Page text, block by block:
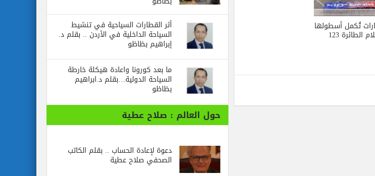
تُكمل أسطولها
أثر القطارات السياحية في تنشيط
السياحة الداخلية في الأردن .. بقلم د.
إبراهيم بظاظو
ما بعد كورونا واعادة هيكلة خارطة
السياحة الدولية…بقلم د.ابراهيم
بظاظو
حول العالم : صلاح عطية
دعوة لإعادة الحساب .. بقلم الكاتب
الصحفي صلاح عطية